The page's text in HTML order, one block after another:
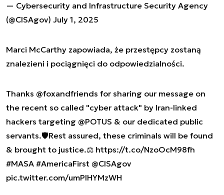
— Cybersecurity and Infrastructure Security Agency
(@CISAgov) July 1, 2025
Marci McCarthy zapowiada, że przestępcy zostaną
znalezieni i pociągnięci do odpowiedzialności.
Thanks @foxandfriends for sharing our message on
the recent so called "cyber attack" by Iran-linked
hackers targeting @POTUS & our dedicated public
servants.🛡️Rest assured, these criminals will be found
& brought to justice.⚖️ https://t.co/NzoOcM98fh
#MASA #AmericaFirst @CISAgov
pic.twitter.com/umPIHYMzWH